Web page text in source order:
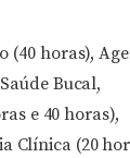
(40 horas),
Bucal,
e 40 horas),
Clínica (20